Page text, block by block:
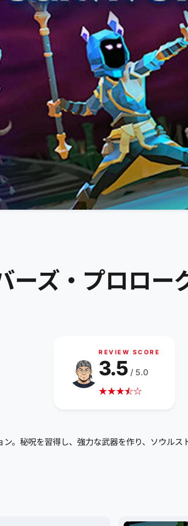
ーズ・プロロ
REVIEW SCORE
★★★☆
★☆
3.5 / 5.0
。秘呪を習得し、強力な武器を作り、ソウルス